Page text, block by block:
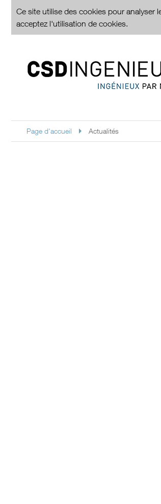
Ce site utilise des cookies pour analyser
acceptez l'utilisation de cookies.
Page d'accueil Actualités